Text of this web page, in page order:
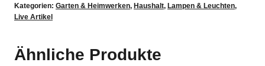
Kategorien: Garten & Heimwerken, Haushalt, Lampen & Leuchten,
Live Artikel
Ähnliche Produkte